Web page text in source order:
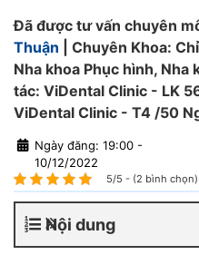
Đã được tư vấn chuyên
Thuận | Chuyên Khoa:
Nha khoa Phục hình, Nha
tác: ViDental Clinic - LK
ViDental Clinic - T4 /50
Ngày đăng: 19:00 -
10/12/2022
5/5 - (2 bình chọn)
Nội dung